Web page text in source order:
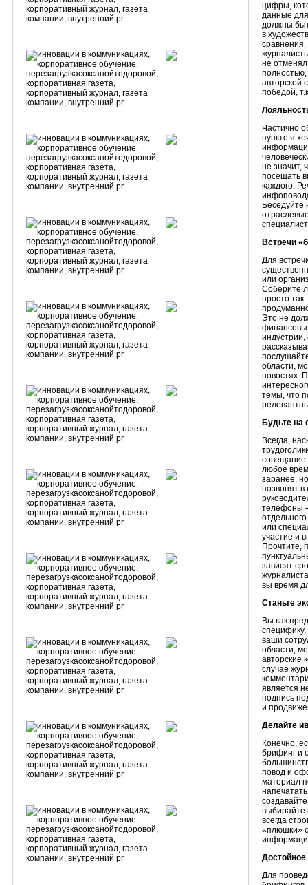
цифры,
данные
должны
в
не
авторской
победой,
Частично
пункте я
не значит,
посещать
каждого.
Встречи
Для
или
Соберите
просто
Это не
индустрии,
области,
новостях.
темы, что
Будьте на
Всегда,
совещание.
любое
заранее,
позвонят в
телефоны
или
участие и
Прочтите,
зависят
вы время
Станьте
Вы как
ваши
области,
авторские
случае
является
подпись
и
Делайте
Конечно,
брифинг и
повод и
материал
выбирайте
всегда
«плюшки»
Для